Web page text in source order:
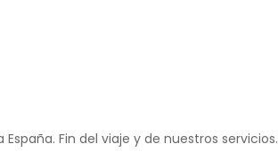
Fin del viaje y de nuestros servicios.